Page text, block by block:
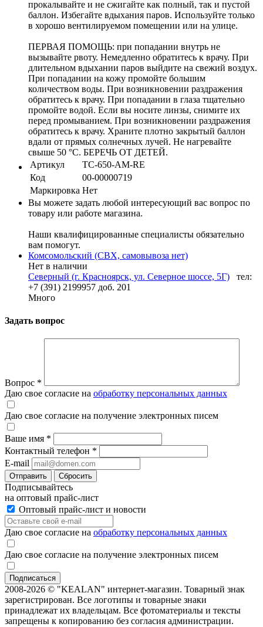
прокалывайте и не сжигайте как полный, так и пустой
баллон. Избегайте вдыхания паров. Используйте только
в хорошо вентилируемом помещении или на улице.
ПЕРВАЯ ПОМОЩЬ: при попадании внутрь не
вызывайте рвоту. Немедленно обратитесь к врачу. При
длительном вдыхании паров выйдите на свежий воздух.
При попадании на кожу промойте большим
количеством воды. При возникновении раздражения
обратитесь к врачу. При попадании в глаза тщательно
промойте водой. Если вы носите линзы, снимите их
перед промыванием. При возникновении раздражения
обратитесь к врачу. Храните плотно закрытый баллон
вдали от прямых солнечных лучей. Не нагревайте
свыше 50 °C. БЕРЕЧЬ ОТ ДЕТЕЙ.
Артикул
TC-650-AM-RE
Код
00-00000719
Маркировка Нет
Вы можете задать любой интересующий вас вопрос по
товару или работе магазина.
Наши квалифицированные специалисты обязательно
вам помогут.
Комсомольский (СВХ, самовывоза нет)
Нет в наличии
Северный (г. Красноярск, ул. Северное шоссе, 5Г)
тел:
+7 (391) 2199957 доб. 201
Много
Задать вопрос
Вопрос *
Даю свое согласие на обработку персональных данных
Даю свое согласие на получение электронных писем
Ваше имя *
Контактный телефон *
E-mail
Отправить Сбросить
Подписывайтесь
на оптовый прайс-лист
Оптовый прайс-лист и новости
Даю свое согласие на обработку персональных данных
Даю свое согласие на получение электронных писем
2008-2026 © "KEALAN" интернет-магазин. Товарный знак
зарегистрирован. Все логотипы и товарные знаки
принадлежат их владельцам. Все фотоматериалы и тексты
запрещены к копированию без согласия администрации.